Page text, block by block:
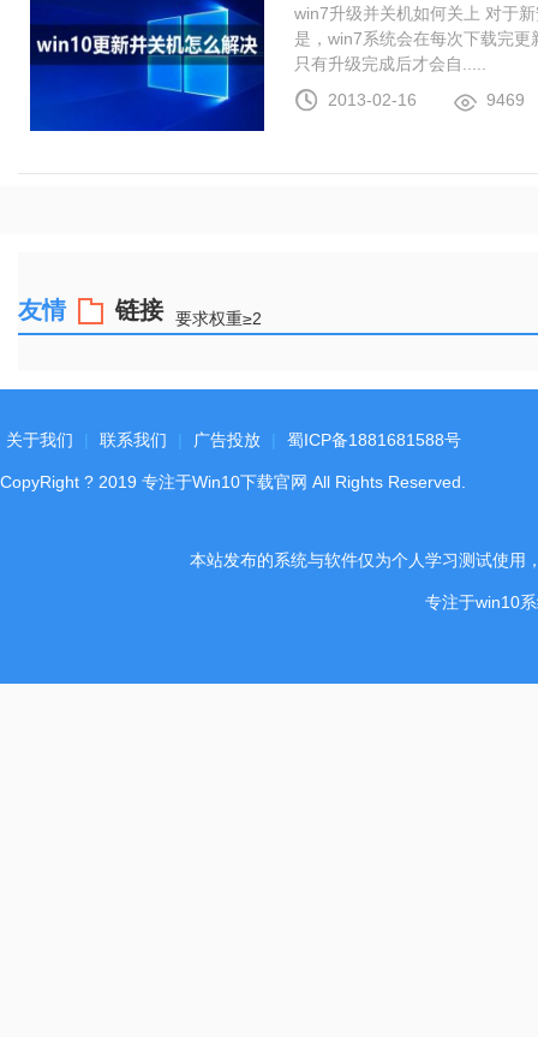
win7升级并关机如何关上 对于
是，win7系统会在每次下载完
只有升级完成后才会自.....
2013-02-16
9469
友情 链接 要求权重≥2
关于我们 联系我们 广告投放 蜀ICP备1881681588号
CopyRight ? 2019 专注于Win10下载官网 All Rights Reserved.
本站发布的系统与软件仅为个人学习测试使用
专注于win10